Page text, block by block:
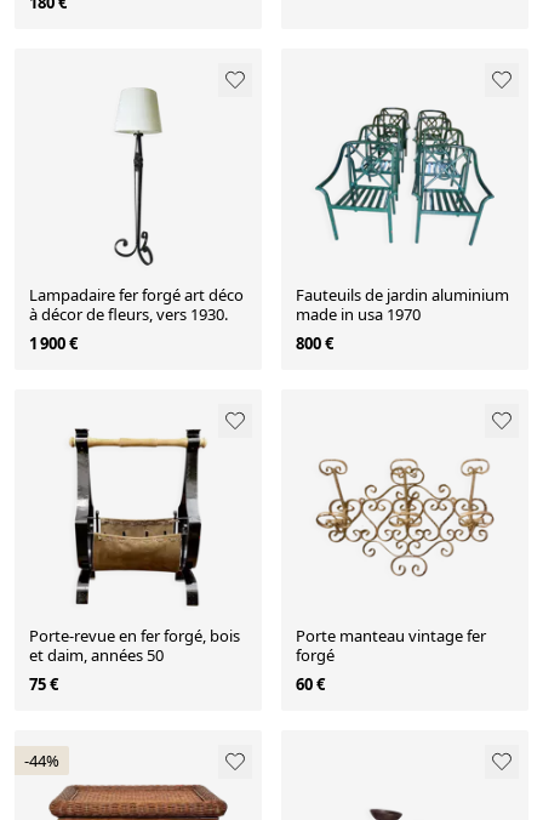
Lampadaire fer forgé art déco
à décor de fleurs, vers 1930.
1 900 €
Fauteuils de jardin aluminium
made in usa 1970
800 €
Porte-revue en fer forgé, bois
et daim, années 50
75 €
Porte manteau vintage fer
forgé
60 €
-44%